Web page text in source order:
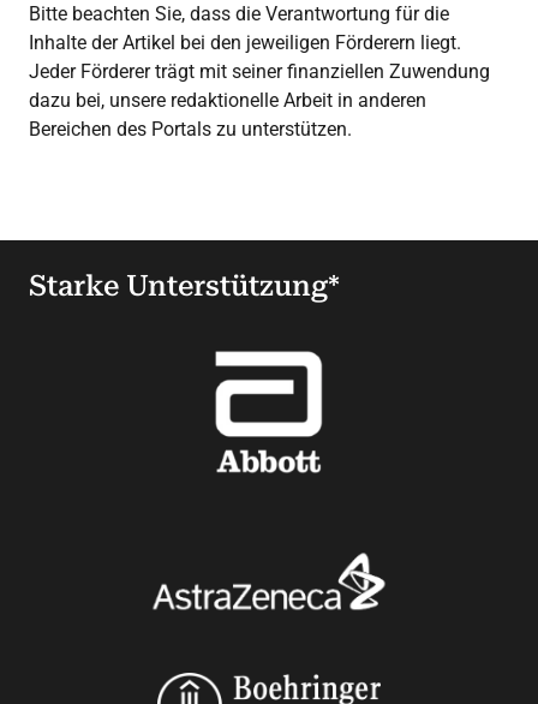
Bitte beachten Sie, dass die Verantwortung für die
Inhalte der Artikel bei den jeweiligen Förderern liegt.
Jeder Förderer trägt mit seiner finanziellen Zuwendung
dazu bei, unsere redaktionelle Arbeit in anderen
Bereichen des Portals zu unterstützen.
Starke Unterstützung*